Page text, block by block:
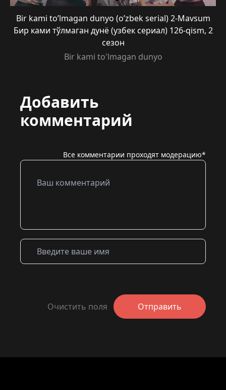
Bir kami to’lmagan dunyo (o’zbek serial) 2-Mavsum
Бир ками тўлмаган дунё (узбек сериал) 126-qism, 2
сезон
Bir kami to'lmagan dunyo
Добавить
комментарий
Все комментарии проходят модерацию*
Очистить поля Отправить